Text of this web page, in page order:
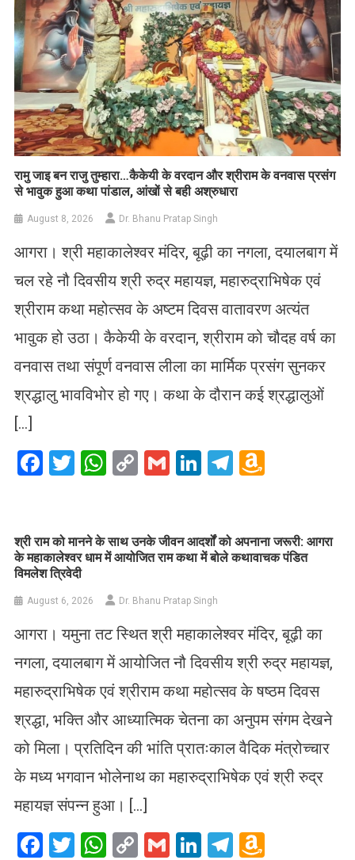
रामु जाइ बन राजु तुम्हारा…कैकेयी के वरदान और श्रीराम के वनवास प्रसंग
से भावुक हुआ कथा पांडाल, आंखों से बही अश्रुधारा
August 8, 2026 Dr. Bhanu Pratap Singh
आगरा। श्री महाकालेश्वर मंदिर, बूढ़ी का नगला, दयालबाग में
चल रहे नौ दिवसीय श्री रुद्र महायज्ञ, महारुद्राभिषेक एवं
श्रीराम कथा महोत्सव के अष्टम दिवस वातावरण अत्यंत
भावुक हो उठा। कैकेयी के वरदान, श्रीराम को चौदह वर्ष का
वनवास तथा संपूर्ण वनवास लीला का मार्मिक प्रसंग सुनकर
श्रद्धालु भावविभोर हो गए। कथा के दौरान कई श्रद्धालुओं
[…]
Facebook
Twitter
WhatsApp
CopyGmailLinkedIn
Telegram
​श्री राम को मानने के साथ उनके जीवन आदर्शों को अपनाना जरूरी: आगरा
के महाकालेश्वर धाम में आयोजित राम कथा में बोले कथावाचक पंडित
विमलेश त्रिवेदी
August 6, 2026 Dr. Bhanu Pratap Singh
आगरा। यमुना तट स्थित श्री महाकालेश्वर मंदिर, बूढ़ी का
नगला, दयालबाग में आयोजित नौ दिवसीय श्री रुद्र महायज्ञ,
महारुद्राभिषेक एवं श्रीराम कथा महोत्सव के षष्ठम दिवस
श्रद्धा, भक्ति और आध्यात्मिक चेतना का अनुपम संगम देखने
को मिला। प्रतिदिन की भांति प्रातःकाल वैदिक मंत्रोच्चार
के मध्य भगवान भोलेनाथ का महारुद्राभिषेक एवं श्री रुद्र
महायज्ञ संपन्न हुआ। […]
Facebook
Twitter
WhatsApp
CopyGmailLinkedIn
Telegram